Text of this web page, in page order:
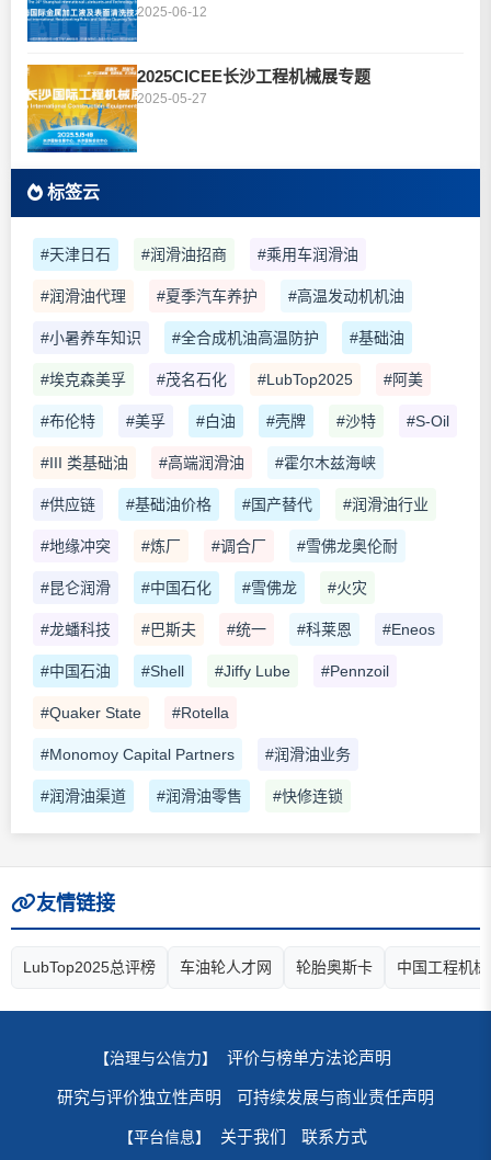
2025-06-12
2025CICEE长沙工程机械展专题
2025-05-27
标签云
#天津日石 #润滑油招商 #乘用车润滑油
#润滑油代理 #夏季汽车养护 #高温发动机机油
#小暑养车知识 #全合成机油高温防护 #基础油
#埃克森美孚 #茂名石化 #LubTop2025 #阿美
#布伦特 #美孚 #白油 #壳牌 #沙特 #S-Oil
#III 类基础油 #高端润滑油 #霍尔木兹海峡
#供应链 #基础油价格 #国产替代 #润滑油行业
#地缘冲突 #炼厂 #调合厂 #雪佛龙奥伦耐
#昆仑润滑 #中国石化 #雪佛龙 #火灾
#龙蟠科技 #巴斯夫 #统一 #科莱恩 #Eneos
#中国石油 #Shell #Jiffy Lube #Pennzoil
#Quaker State #Rotella
#Monomoy Capital Partners #润滑油业务
#润滑油渠道 #润滑油零售 #快修连锁
友情链接
LubTop2025总评榜 车油轮人才网 轮胎奥斯卡 中国工程机
【治理与公信力】 评价与榜单方法论声明
研究与评价独立性声明 可持续发展与商业责任声明
【平台信息】 关于我们 联系方式